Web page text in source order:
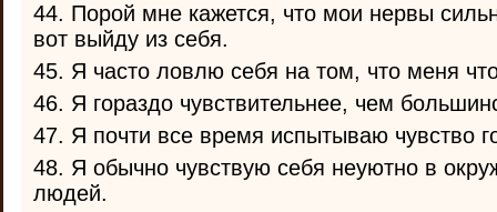
44. Порой мне кажется, что мои нервы
вот выйду из себя.
45. Я часто ловлю себя на том, что меня
46. Я гораздо чувствительнее, чем
47. Я почти все время испытываю чувство
48. Я обычно чувствую себя неуютно в
людей.